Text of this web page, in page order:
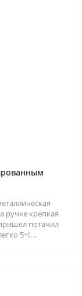
ручке крепкая
потачил
5+!. ..